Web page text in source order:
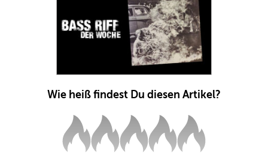
Wie heiß findest Du diesen Artikel?